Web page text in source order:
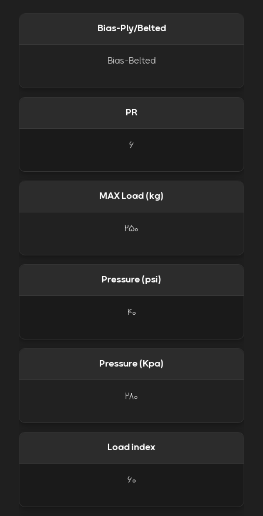
Bias-Ply/Belted
Bias-Belted
PR
6
MAX Load (kg)
250
Pressure (psi)
40
Pressure (Kpa)
280
Load index
60